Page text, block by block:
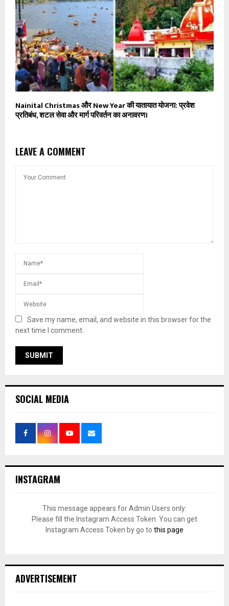
Nainital Christmas और New Year की यातायात योजना: प्रवेश
प्रतिबंध, शटल सेवा और मार्ग परिवर्तन का अनावरण।
LEAVE A COMMENT
Save my name, email, and website in this browser for the
next time I comment.
SOCIAL MEDIA
INSTAGRAM
This message appears for Admin Users only:
Please fill the Instagram Access Token. You can get
Instagram Access Token by go to this page
ADVERTISEMENT